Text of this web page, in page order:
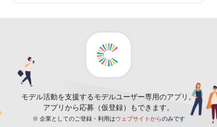
モデル活動を支援するモデルユーザー専用のアプリ。
アプリから応募（仮登録）もできます。
※ 企業としてのご登録・利用はウェブサイトからのみです